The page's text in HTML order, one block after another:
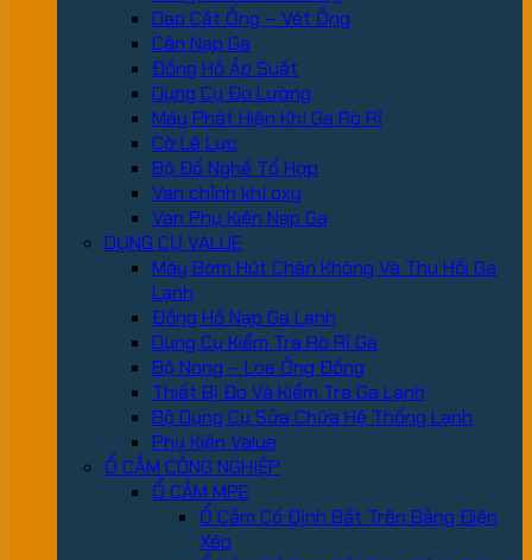
Dao Cắt Ống – Vét Ống
Cân Nạp Ga
Đồng Hồ Áp Suất
Dụng Cụ Đo Lường
Máy Phát Hiện Khí Ga Rò Rỉ
Cờ Lê Lực
Bộ Đồ Nghề Tổ Hợp
Van chỉnh khí oxy
Van Phụ Kiện Nạp Ga
DỤNG CỤ VALUE
Máy Bơm Hút Chân Không Và Thu Hồi Ga
Lạnh
Đồng Hồ Nạp Ga Lạnh
Dụng Cụ Kiểm Tra Rò Rỉ Ga
Bộ Nong – Loe Ống Đồng
Thiết Bị Đo Và Kiểm Tra Ga Lạnh
Bộ Dụng Cụ Sửa Chữa Hệ Thống Lạnh
Phụ Kiện Value
Ổ CẮM CÔNG NGHIỆP
Ổ CẮM MPE
Ổ Cắm Cố Định Bắt Trên Bảng Điện
Xéo